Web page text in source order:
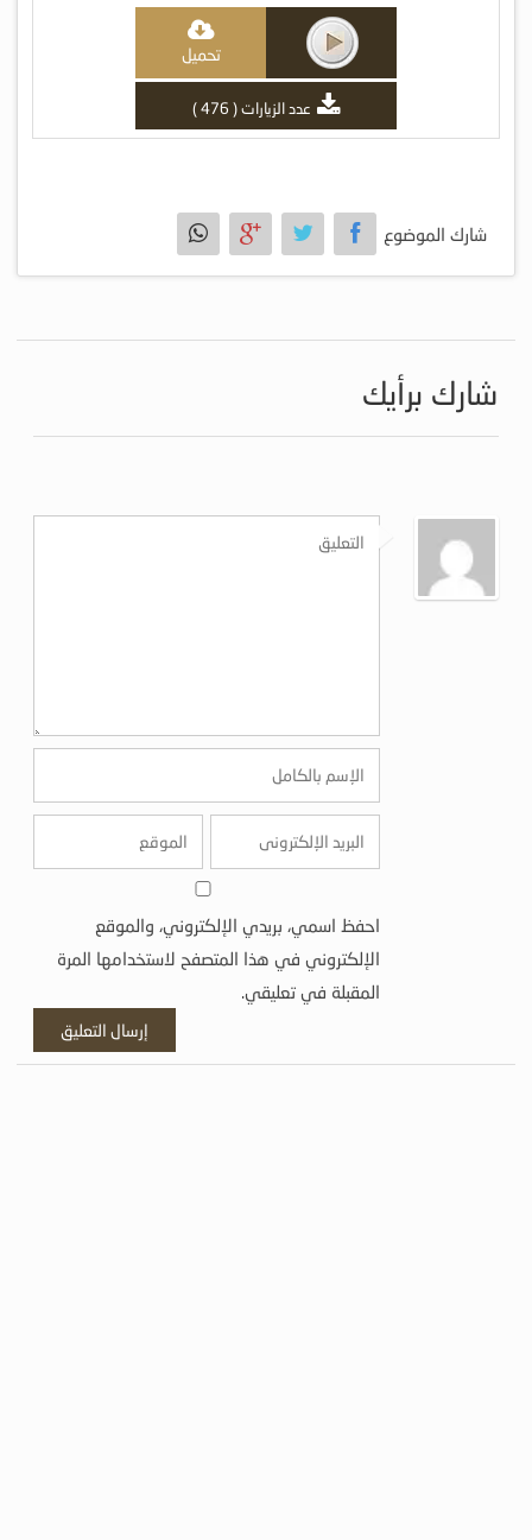
تحميل
عدد الزيارات ( 476 )
شارك الموضوع
شارك برأيك
احفظ اسمي، بريدي الإلكتروني، والموقع
الإلكتروني في هذا المتصفح لاستخدامها المرة
المقبلة في تعليقي.